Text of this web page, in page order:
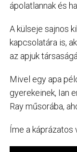
ápolatlannak és
A külseje sajnos
kapcsolatára is,
az apjuk
Mivel egy apa
gyerekeinek, Ian
Ray műsorába,
Íme a káprázatos